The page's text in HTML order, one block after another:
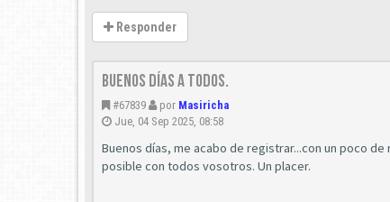
Responder
Buenos días a todos.
#67839 por Masiricha
Jue, 04 Sep 2025, 08:58
Buenos días, me acabo de registrar...con un poco
posible con todos vosotros. Un placer.